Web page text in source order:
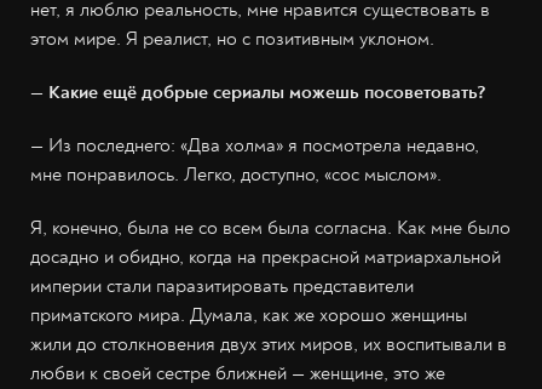
нет, я люблю реальность, мне нравится существовать в
этом мире. Я реалист, но с позитивным уклоном.
— Какие ещё добрые сериалы можешь посоветовать?
— Из последнего: «Два холма» я посмотрела недавно,
мне понравилось. Легко, доступно, «сос мыслом».
Я, конечно, была не со всем была согласна. Как мне было
досадно и обидно, когда на прекрасной матриархальной
империи стали паразитировать представители
приматского мира. Думала, как же хорошо женщины
жили до столкновения двух этих миров, их воспитывали в
любви к своей сестре ближней — женщине, это же